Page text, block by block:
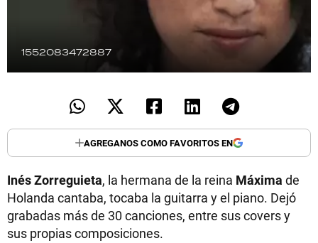
1552083472887
AGREGANOS COMO FAVORITOS EN
Inés Zorreguieta, la hermana de la reina Máxima de
Holanda cantaba, tocaba la guitarra y el piano. Dejó
grabadas más de 30 canciones, entre sus covers y
sus propias composiciones.